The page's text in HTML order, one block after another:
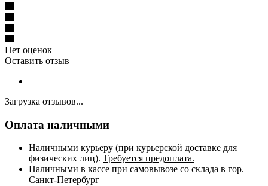
Нет оценок
Оставить отзыв
Загрузка отзывов...
Оплата наличными
Наличными курьеру (при курьерской доставке для
физических лиц). Требуется предоплата.
Наличными в кассе при самовывозе со склада в гор.
Санкт-Петербург